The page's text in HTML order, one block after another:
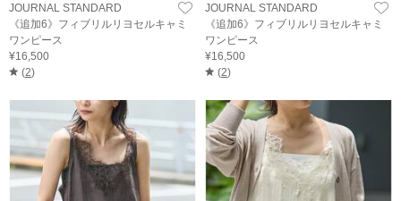
JOURNAL STANDARD
《追加6》フィブリルリヨセルキャミ
ワンピース
¥16,500
(2)
JOURNAL STANDARD
《追加6》フィブリルリヨセルキャミ
ワンピース
¥16,500
(2)